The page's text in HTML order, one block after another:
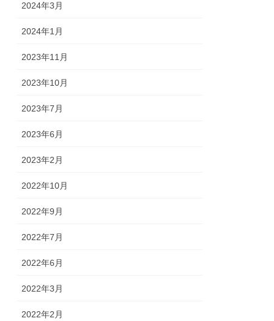
2024年3月
2024年1月
2023年11月
2023年10月
2023年7月
2023年6月
2023年2月
2022年10月
2022年9月
2022年7月
2022年6月
2022年3月
2022年2月